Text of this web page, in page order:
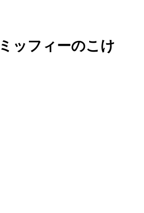
ッフィーのこけ